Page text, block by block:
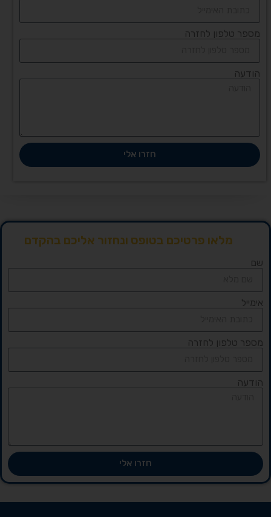
מספר טלפון לחזרה
הודעה
חזרו אלי
מלאו פרטיכם בטופס ונחזור אליכם בהקדם
שם
אימייל
מספר טלפון לחזרה
הודעה
חזרו אלי